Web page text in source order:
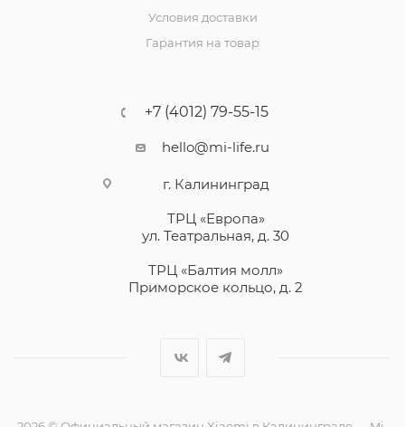
Условия доставки
Гарантия на товар
+7 (4012) 79-55-15
hello@mi-life.ru
г. Калининград
ТРЦ «Европа»
ул. Театральная, д. 30
ТРЦ «Балтия молл»
Приморское кольцо, д. 2